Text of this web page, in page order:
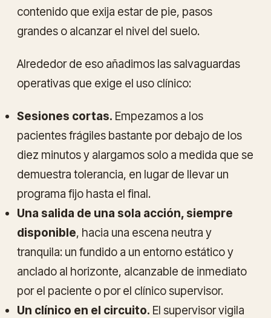
contenido que exija estar de pie, pasos
grandes o alcanzar el nivel del suelo.
Alrededor de eso añadimos las salvaguardas
operativas que exige el uso clínico:
Sesiones cortas. Empezamos a los
pacientes frágiles bastante por debajo de los
diez minutos y alargamos solo a medida que se
demuestra tolerancia, en lugar de llevar un
programa fijo hasta el final.
Una salida de una sola acción, siempre
disponible, hacia una escena neutra y
tranquila: un fundido a un entorno estático y
anclado al horizonte, alcanzable de inmediato
por el paciente o por el clínico supervisor.
Un clínico en el circuito. El supervisor vigila